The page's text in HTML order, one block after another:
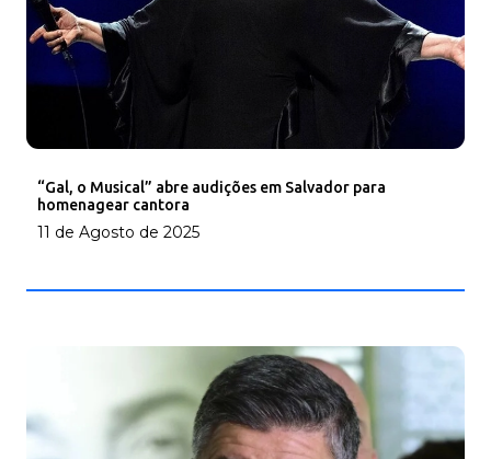
“Gal, o Musical” abre audições em Salvador para
homenagear cantora
11 de Agosto de 2025